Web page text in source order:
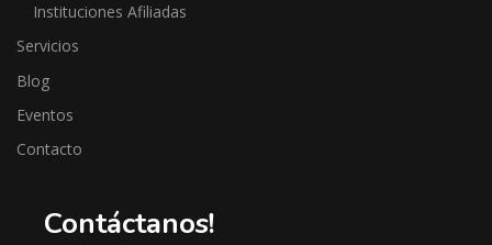
Instituciones Afiliadas
Servicios
Blog
Eventos
Contacto
Contáctanos!